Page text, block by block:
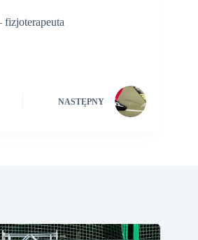
NASTĘPNY